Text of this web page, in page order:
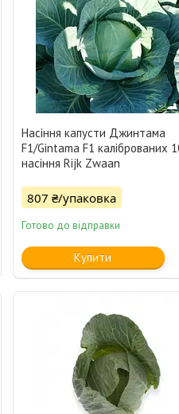
Насіння капусти Джинтама
F1/Gintama F1 каліброваних
насіння Rijk Zwaan
807 ₴/упаковка
Готово до відправки
Купити